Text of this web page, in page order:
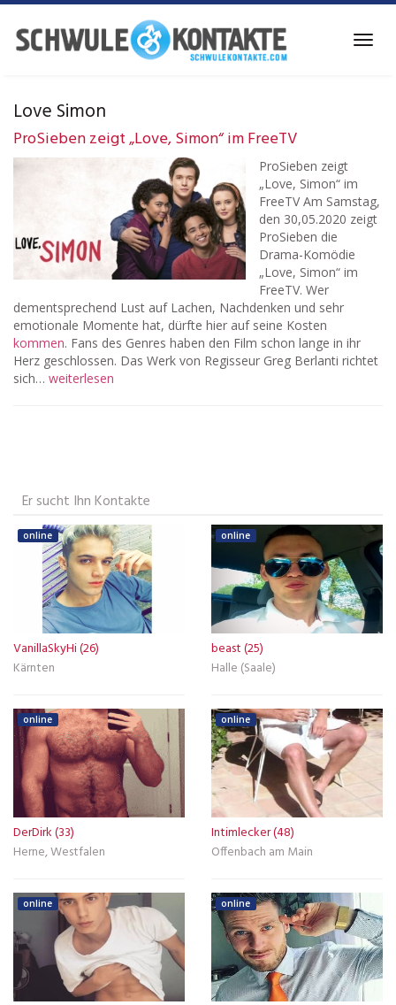
Skip
main
Love Simon
ProSieben zeigt „Love, Simon“ im FreeTV
ProSieben zeigt
„Love, Simon“ im
FreeTV Am Samstag,
den 30,05.2020 zeigt
ProSieben die
Drama-Komödie
„Love, Simon“ im
FreeTV. Wer
dementsprechend Lust auf Lachen, Nachdenken und sehr
emotionale Momente hat, dürfte hier auf seine Kosten
kommen. Fans des Genres haben den Film schon lange in ihr
Herz geschlossen. Das Werk von Regisseur Greg Berlanti richtet
sich… weiterlesen
Er sucht Ihn Kontakte
online
VanillaSkyHi (26)
Kärnten
online
beast (25)
Halle (Saale)
online
DerDirk (33)
Herne, Westfalen
online
Intimlecker (48)
Offenbach am Main
online online